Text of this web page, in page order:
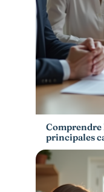
Comprendre
principales